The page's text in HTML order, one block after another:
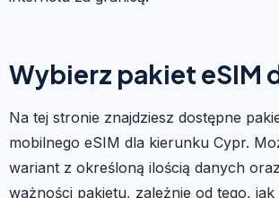
Wybierz pakiet eSIM
Na tej stronie znajdziesz dostępne
mobilnego eSIM dla kierunku Cypr.
wariant z określoną ilością danych
ważności pakietu, zależnie od tego, jak